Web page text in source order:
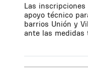
Las
apoyo técnico
barrios Unión y
ante las medidas